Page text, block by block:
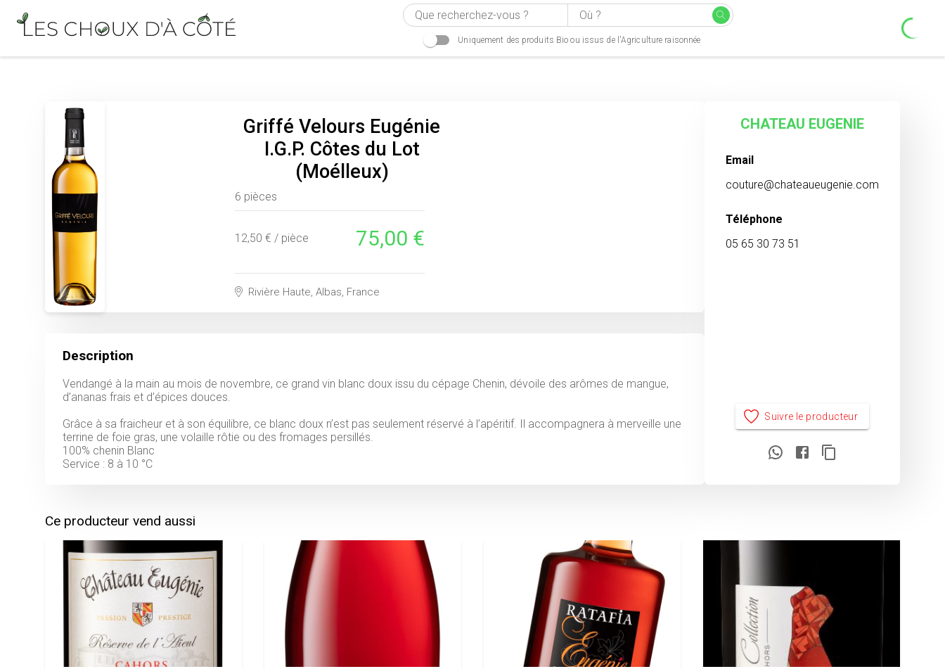
Uniquement des produits Bio ou issus de l'Agriculture raisonnée
Griffé Velours Eugénie
I.G.P. Côtes du Lot
(Moélleux)
6 pièces
12,50 € / pièce 75,00 €
Rivière Haute, Albas, France
Description
Vendangé à la main au mois de novembre, ce grand vin blanc doux issu du cépage Chenin, dévoile des arômes de mangue,
d’ananas frais et d’épices douces.
Grâce à sa fraicheur et à son équilibre, ce blanc doux n’est pas seulement réservé à l’apéritif. Il accompagnera à merveille une
terrine de foie gras, une volaille rôtie ou des fromages persillés.
100% chenin Blanc
Service : 8 à 10 °C
CHATEAU EUGENIE
Email
couture@chateaueugenie.com
Téléphone
05 65 30 73 51
Suivre le producteur
Ce producteur vend aussi